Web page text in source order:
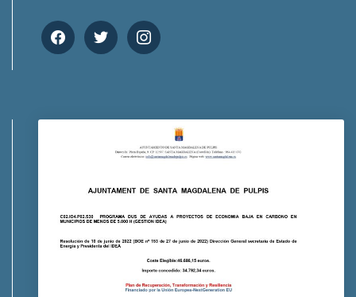
facebooktwitter instagram